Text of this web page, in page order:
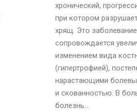
хронический,
при котором
хрящ. Это заболевание
сопровождается
изменением вида
(гипертрофией),
нарастающими
и скованностью. В
болезнь...